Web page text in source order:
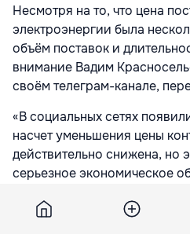
Несмотря на то, что цена
электроэнергии была
объём поставок и
внимание Вадим
своём телеграм-канале,
«В социальных сетях
насчет уменьшения цены
действительно снижена, но
серьезное экономическое
приднестровский бюджет